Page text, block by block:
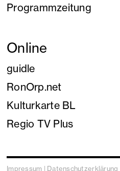
Programmzeitung
Online
guidle
RonOrp.net
Kulturkarte BL
Regio TV Plus
Impressum | Datenschutzerklärung